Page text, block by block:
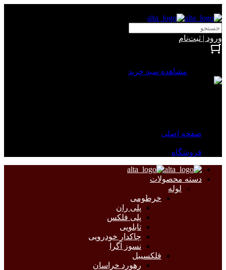
ورود | ثبت‌نام
مشاهده سبد خرید
صفحه اصلی
فروشگاه
دسته محصولات
لوله
خرطومی
پلی ران
پلی فلکس
تابلویی
چاکدار خودرویی
نسوز آگرا
فلکسیبل
رهورد خراسان